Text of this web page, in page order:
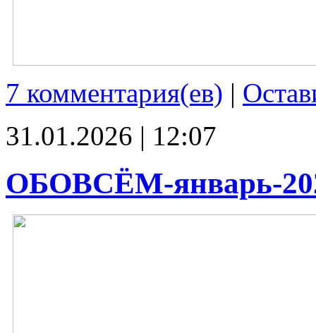
7 комментария(ев) |
31.01.2026 | 12:07
ОБОВСЁМ-январь-